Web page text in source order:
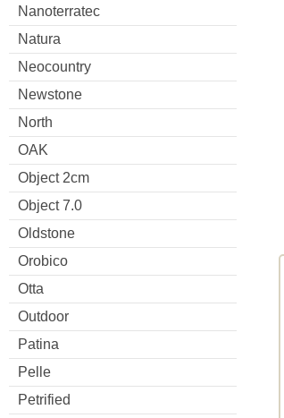
Nanoterratec
Natura
Neocountry
Newstone
North
OAK
Object 2cm
Object 7.0
Oldstone
Orobico
Otta
Outdoor
Patina
Pelle
Petrified